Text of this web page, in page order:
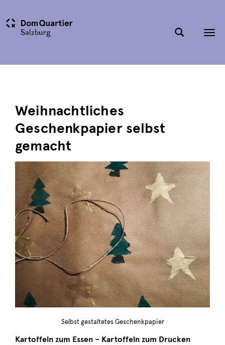
Weihnachtliches
Geschenkpapier selbst
gemacht
Selbst gestaltetes Geschenkpapier
Kartoffeln zum Essen – Kartoffeln zum Drucken